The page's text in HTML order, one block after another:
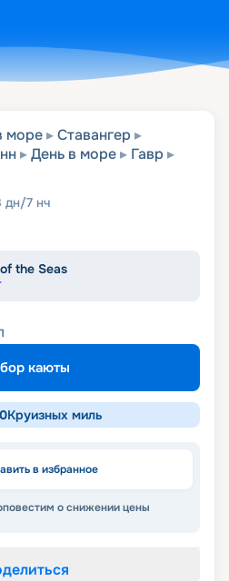
море
Ставангер
День в море
Гавр
дн/7 нч
the Seas
каюты
Круизных миль
в избранное
о снижении цены